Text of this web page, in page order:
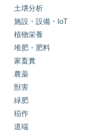
土壌分析
施設・設備・IoT
植物栄養
堆肥・肥料
家畜糞
農薬
獣害
緑肥
稲作
道端